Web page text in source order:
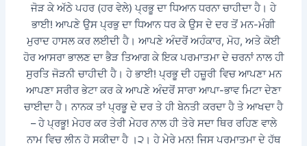
ਜੋੜ ਕੇ ਅੱਠੇ ਪਹਰ (ਹਰ ਵੇਲੇ) ਪ੍ਰਭੂ ਦਾ ਧਿਆਨ ਧਰਨਾ ਚਾਹੀਦਾ ਹੈ। ਹੇ
ਭਾਈ! ਆਪਣੇ ਉਸ ਪ੍ਰਭੁ ਦਾ ਧਿਆਨ ਧਰ ਕੇ ਉਸ ਦੇ ਦਰ ਤੋਂ ਮਨ-ਮੰਗੀ
ਮੁਰਾਦ ਹਾਸਲ ਕਰ ਲਈਦੀ ਹੈ। ਆਪਣੇ ਅੰਦਰੋਂ ਅਹੰਕਾਰ, ਮੋਹ, ਅਤੇ ਕੋਈ
ਹੋਰ ਆਸਰਾ ਭਾਲਣ ਦਾ ਭੈੜ ਤਿਆਗ ਕੇ ਇਕ ਪਰਮਾਤਮਾ ਦੇ ਚਰਨਾਂ ਨਾਲ ਹੀ
ਸੁਰਤਿ ਜੋੜਨੀ ਚਾਹੀਦੀ ਹੈ। ਹੇ ਭਾਈ! ਪ੍ਰਭੂ ਦੀ ਹਜ਼ੂਰੀ ਵਿਚ ਆਪਣਾ ਮਨ
ਆਪਣਾ ਸਰੀਰ ਭੇਟਾ ਕਰ ਕੇ ਆਪਣੇ ਅੰਦਰੋਂ ਸਾਰਾ ਆਪਾ-ਭਾਵ ਮਿਟਾ ਦੇਣਾ
ਚਾਈਦਾ ਹੈ। ਨਾਨਕ ਤਾਂ ਪ੍ਰਭੂ ਦੇ ਦਰ ਤੇ ਹੀ ਬੇਨਤੀ ਕਰਦਾ ਹੈ ਤੇ ਆਖਦਾ ਹੈ
– ਹੇ ਪ੍ਰਭੂ! ਮੇਹਰ ਕਰ ਤੇਰੀ ਮੇਹਰ ਨਾਲ ਹੀ ਤੇਰੇ ਸਦਾ ਥਿਰ ਰਹਿਣ ਵਾਲੇ
ਨਾਮ ਵਿਚ ਲੀਨ ਹੋ ਸਕੀਦਾ ਹੈ ।੨। ਹੇ ਮੇਰੇ ਮਨ! ਜਿਸ ਪਰਮਾਤਮਾ ਦੇ ਹੱਥ